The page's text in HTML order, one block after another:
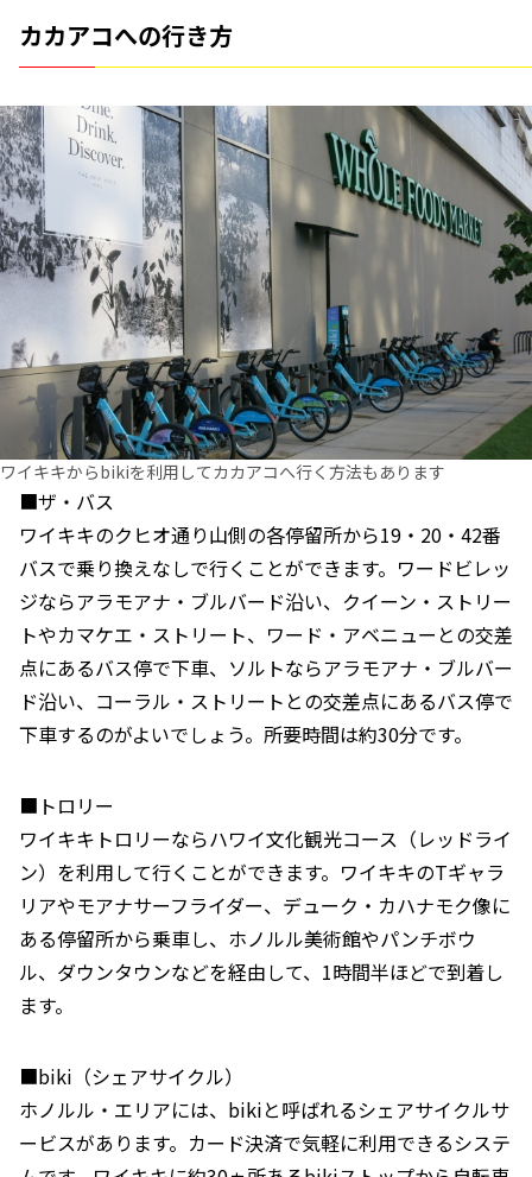
カカアコへの行き方
ワイキキからbikiを利用してカカアコへ行く方法もあります
■ザ・バス
ワイキキのクヒオ通り山側の各停留所から19・20・42番
バスで乗り換えなしで行くことができます。ワードビレッ
ジならアラモアナ・ブルバード沿い、クイーン・ストリー
トやカマケエ・ストリート、ワード・アベニューとの交差
点にあるバス停で下車、ソルトならアラモアナ・ブルバー
ド沿い、コーラル・ストリートとの交差点にあるバス停で
下車するのがよいでしょう。所要時間は約30分です。
■トロリー
ワイキキトロリーならハワイ文化観光コース（レッドライ
ン）を利用して行くことができます。ワイキキのTギャラ
リアやモアナサーフライダー、デューク・カハナモク像に
ある停留所から乗車し、ホノルル美術館やパンチボウ
ル、ダウンタウンなどを経由して、1時間半ほどで到着し
ます。
■biki（シェアサイクル）
ホノルル・エリアには、bikiと呼ばれるシェアサイクルサ
ービスがあります。カード決済で気軽に利用できるシステ